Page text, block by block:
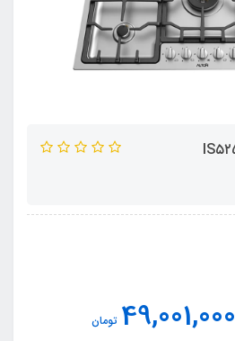
49,001,000 تومان